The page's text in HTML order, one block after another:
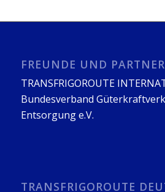
FREUNDE UND PARTNER
TRANSFRIGOROUTE
Bundesverband
Entsorgung e.V.
TRANSFRIGOROUTE